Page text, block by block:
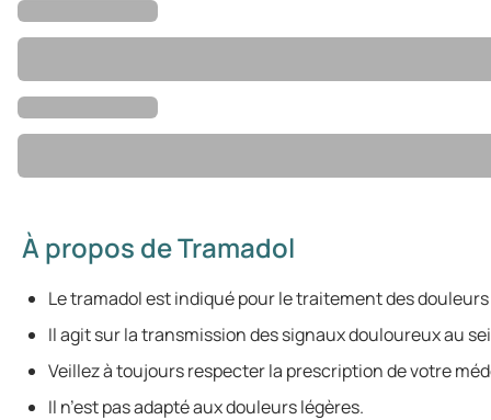
À propos de Tramadol
Le tramadol est indiqué pour le traitement des
Il agit sur la transmission des signaux douloureux au
Veillez à toujours respecter la prescription de votre
Il n’est pas adapté aux douleurs légères.